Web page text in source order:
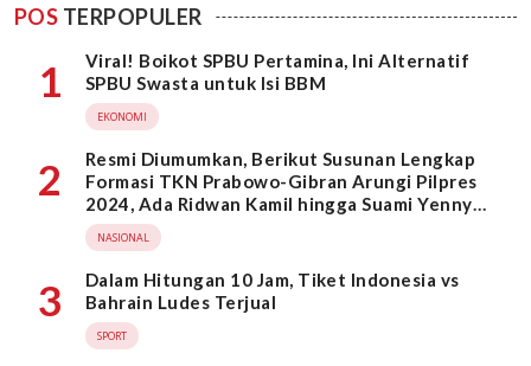
POS TERPOPULER
1
Viral! Boikot SPBU Pertamina, Ini Alternatif
SPBU Swasta untuk Isi BBM
EKONOMI
2
Resmi Diumumkan, Berikut Susunan Lengkap
Formasi TKN Prabowo-Gibran Arungi Pilpres
2024, Ada Ridwan Kamil hingga Suami Yenny
Wahid
NASIONAL
3
Dalam Hitungan 10 Jam, Tiket Indonesia vs
Bahrain Ludes Terjual
SPORT